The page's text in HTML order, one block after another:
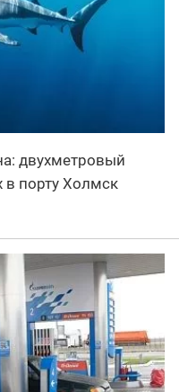
двухметровый
порту Холмск